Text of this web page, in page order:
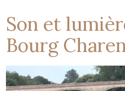
Son et
Bourg